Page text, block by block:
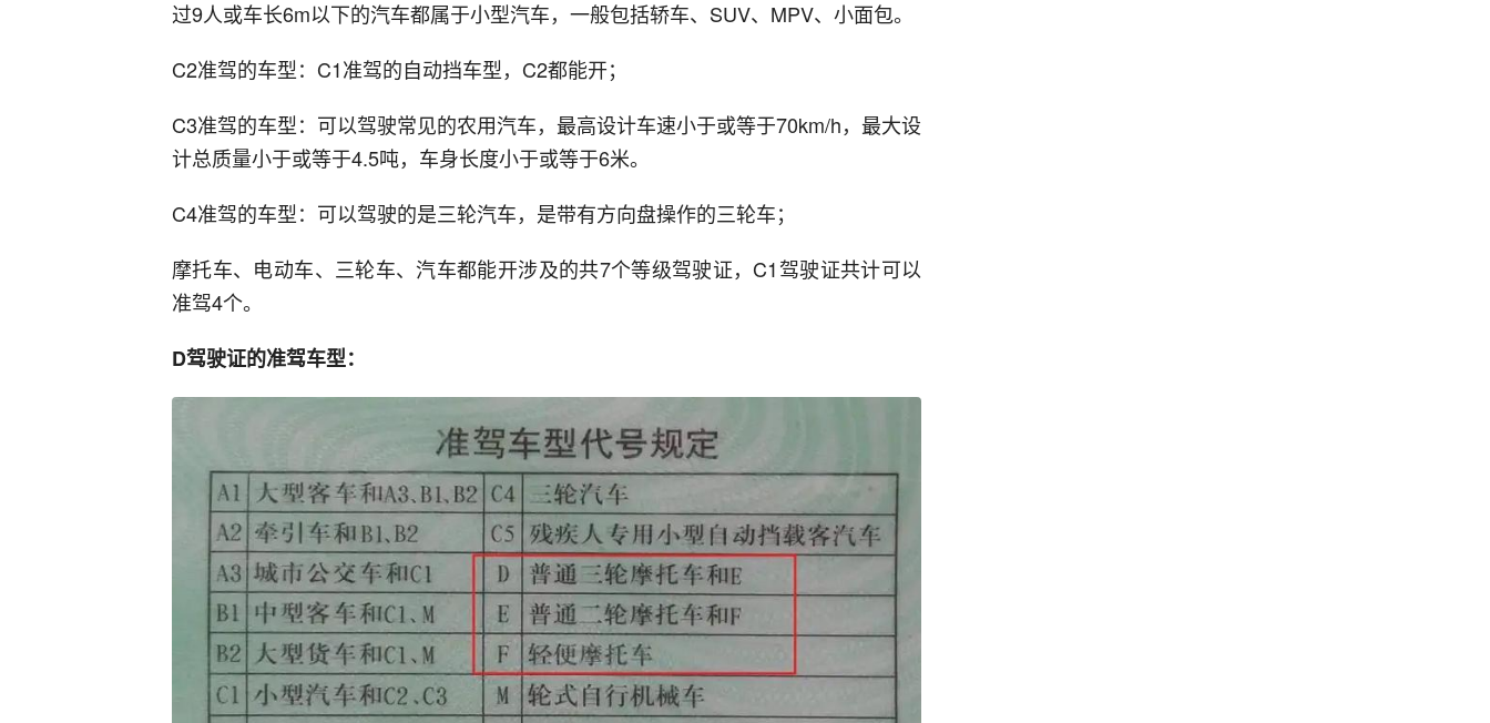
过9人或车长6m以下的汽车都属于小型汽车，一般包括轿车、SUV、MPV、小面包。
C2准驾的车型：C1准驾的自动挡车型，C2都能开；
C3准驾的车型：可以驾驶常见的农用汽车，最高设计车速小于或等于70km/h，最大设
计总质量小于或等于4.5吨，车身长度小于或等于6米。
C4准驾的车型：可以驾驶的是三轮汽车，是带有方向盘操作的三轮车；
摩托车、电动车、三轮车、汽车都能开涉及的共7个等级驾驶证，C1驾驶证共计可以
准驾4个。
D驾驶证的准驾车型：